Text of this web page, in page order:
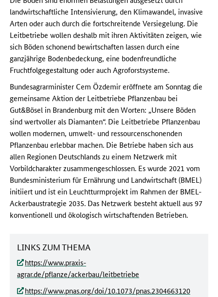
landwirtschaftliche Intensivierung, den Klimawandel, invasive
Arten oder auch durch die fortschreitende Versiegelung. Die
Leitbetriebe wollen deshalb mit ihren Aktivitäten zeigen, wie
sich Böden schonend bewirtschaften lassen durch eine
ganzjährige Bodenbedeckung, eine bodenfreundliche
Fruchtfolgegestaltung oder auch Agroforstsysteme.
Bundesagrarminister Cem Özdemir eröffnete am Sonntag die
gemeinsame Aktion der Leitbetriebe Pflanzenbau bei
Gut&Bösel in Brandenburg mit den Worten: „Unsere Böden
sind wertvoller als Diamanten“. Die Leitbetriebe Pflanzenbau
wollen modernen, umwelt- und ressourcenschonenden
Pflanzenbau erlebbar machen. Die Betriebe haben sich aus
allen Regionen Deutschlands zu einem Netzwerk mit
Vorbildcharakter zusammengeschlossen. Es wurde 2021 vom
Bundesministerium für Ernährung und Landwirtschaft (BMEL)
initiiert und ist ein Leuchtturmprojekt im Rahmen der BMEL-
Ackerbaustrategie 2035. Das Netzwerk besteht aktuell aus 97
konventionell und ökologisch wirtschaftenden Betrieben.
LINKS ZUM THEMA
https://www.praxis-
agrar.de/pflanze/ackerbau/leitbetriebe
https://www.pnas.org/doi/10.1073/pnas.2304663120